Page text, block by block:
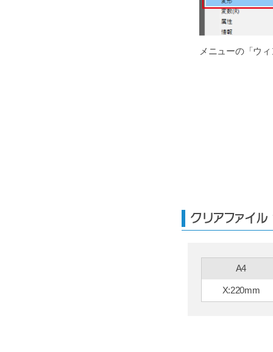
メニューの「ウ
クリアファイ
A4
X:220mm